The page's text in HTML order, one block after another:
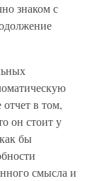
знаком с
в том,
он стоит у
бы
смысла и